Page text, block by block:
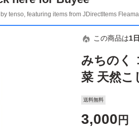
tenso, featuring items from JDirectItems
この商品は1日
みちのく
菜 天然
送料無料
3,000 円